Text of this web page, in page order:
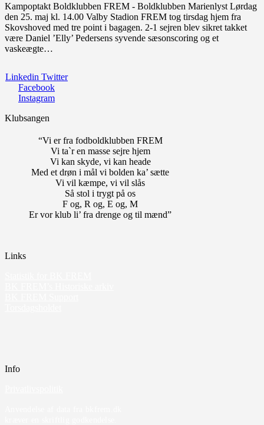
Kampoptakt Boldklubben FREM - Boldklubben Marienlyst Lørdag
den 25. maj kl. 14.00 Valby Stadion FREM tog tirsdag hjem fra
Skovshoved med tre point i bagagen. 2-1 sejren blev sikret takket
være Daniel ’Elly’ Pedersens syvende sæsonscoring og et
vaskeægte…
Linkedin Twitter
Facebook
Instagram
Klubsangen
“Vi er fra fodboldklubben FREM
Vi ta`r en masse sejre hjem
Vi kan skyde, vi kan heade
Med et drøn i mål vi bolden ka’ sætte
Vi vil kæmpe, vi vil slås
Så stol i trygt på os
F og, R og, E og, M
Er vor klub li’ fra drenge og til mænd”
Links
Info